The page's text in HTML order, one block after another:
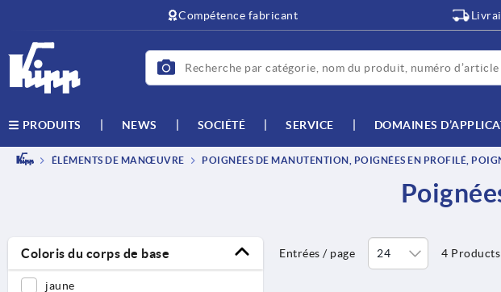
Compétence fabricant
PRODUITS NEWS SOCIÉTÉ SERVICE DOMAINES
ÉLÉMENTS DE MANŒUVRE POIGNÉES DE MANUTENTION, POIGNÉES EN PROFILÉ,
Coloris du corps de base
jaune
Entrées / page 4 Products